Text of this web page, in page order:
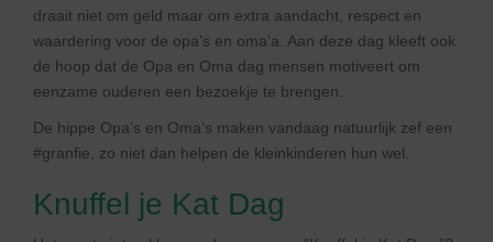
draait niet om geld maar om extra aandacht, respect en
waardering voor de opa’s en oma’a. Aan deze dag kleeft ook
de hoop dat de Opa en Oma dag mensen motiveert om
eenzame ouderen een bezoekje te brengen.
De hippe Opa’s en Oma’s maken vandaag natuurlijk zef een
#granfie, zo niet dan helpen de kleinkinderen hun wel.
Knuffel je Kat Dag